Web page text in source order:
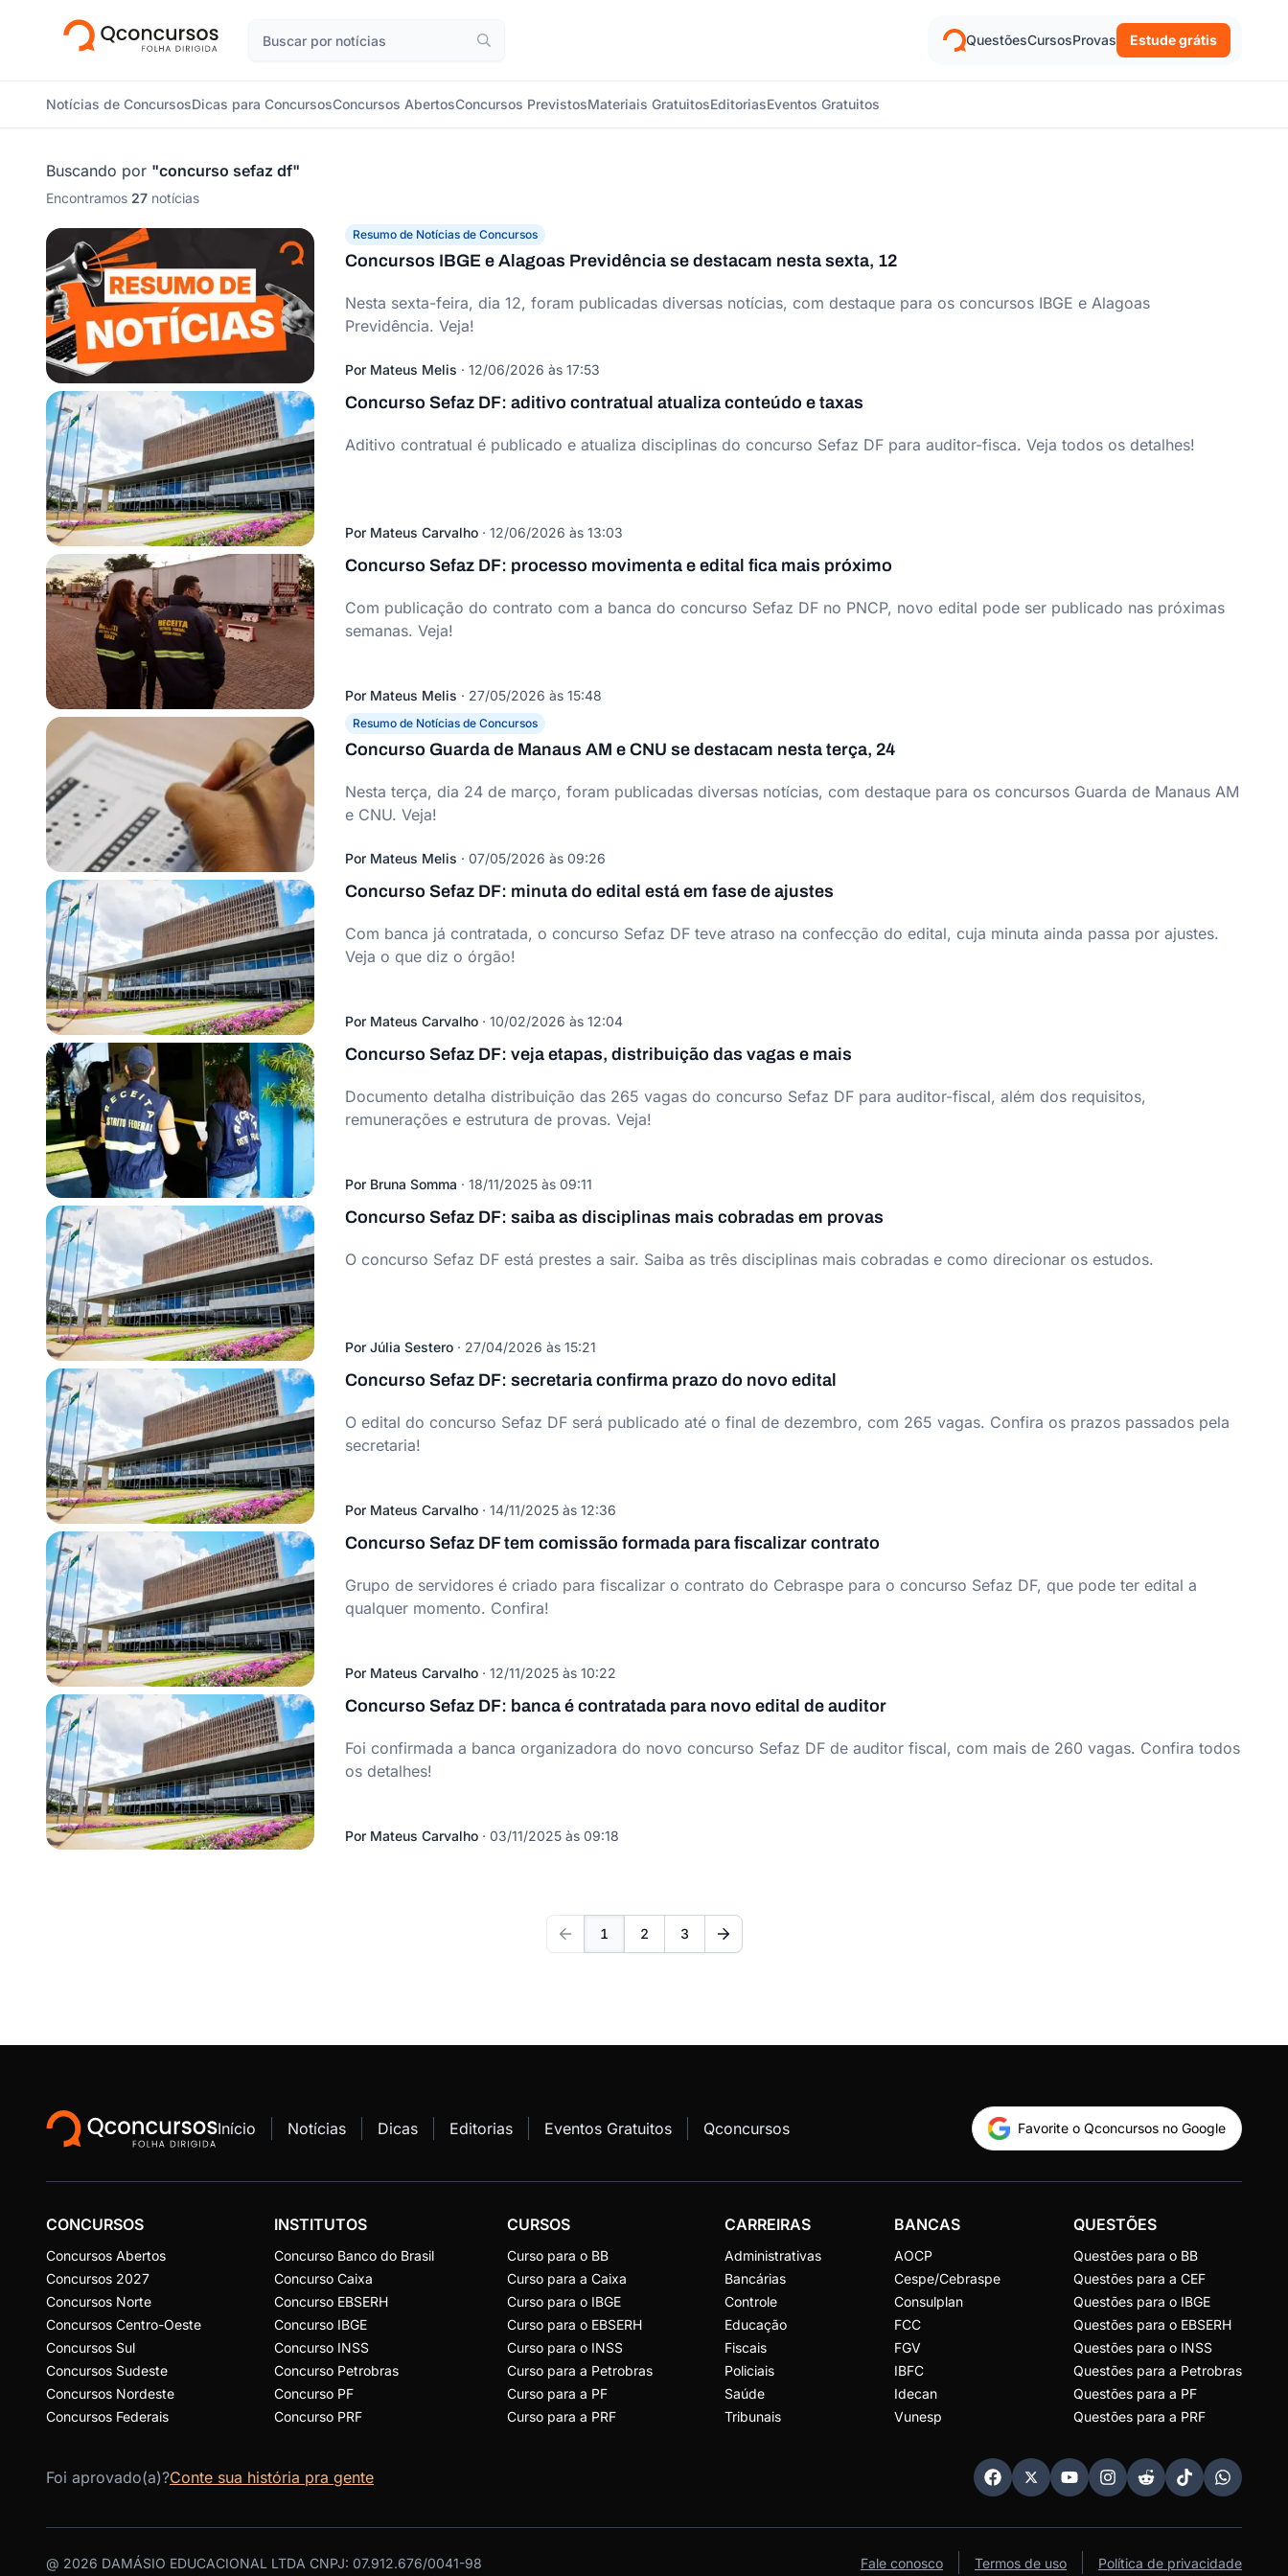
QuestõesCursosProvas Estude grátis
Notícias de ConcursosDicas para ConcursosConcursos AbertosConcursos PrevistosMateriais GratuitosEditoriasEventos Gratuitos
Buscando por "concurso sefaz df"
Encontramos 27 notícias
Resumo de Notícias de Concursos
Concursos IBGE e Alagoas Previdência se destacam nesta sexta, 12
Nesta sexta-feira, dia 12, foram publicadas diversas notícias, com destaque para os concursos IBGE e Alagoas
Previdência. Veja!
Por Mateus Melis · 12/06/2026 às 17:53
Concurso Sefaz DF: aditivo contratual atualiza conteúdo e taxas
Aditivo contratual é publicado e atualiza disciplinas do concurso Sefaz DF para auditor-fisca. Veja todos os detalhes!
Por Mateus Carvalho · 12/06/2026 às 13:03
Concurso Sefaz DF: processo movimenta e edital fica mais próximo
Com publicação do contrato com a banca do concurso Sefaz DF no PNCP, novo edital pode ser publicado nas próximas
semanas. Veja!
Por Mateus Melis · 27/05/2026 às 15:48
Resumo de Notícias de Concursos
Concurso Guarda de Manaus AM e CNU se destacam nesta terça, 24
Nesta terça, dia 24 de março, foram publicadas diversas notícias, com destaque para os concursos Guarda de Manaus AM
e CNU. Veja!
Por Mateus Melis · 07/05/2026 às 09:26
Concurso Sefaz DF: minuta do edital está em fase de ajustes
Com banca já contratada, o concurso Sefaz DF teve atraso na confecção do edital, cuja minuta ainda passa por ajustes.
Veja o que diz o órgão!
Por Mateus Carvalho · 10/02/2026 às 12:04
Concurso Sefaz DF: veja etapas, distribuição das vagas e mais
Documento detalha distribuição das 265 vagas do concurso Sefaz DF para auditor-fiscal, além dos requisitos,
remunerações e estrutura de provas. Veja!
Por Bruna Somma · 18/11/2025 às 09:11
Concurso Sefaz DF: saiba as disciplinas mais cobradas em provas
O concurso Sefaz DF está prestes a sair. Saiba as três disciplinas mais cobradas e como direcionar os estudos.
Por Júlia Sestero · 27/04/2026 às 15:21
Concurso Sefaz DF: secretaria confirma prazo do novo edital
O edital do concurso Sefaz DF será publicado até o final de dezembro, com 265 vagas. Confira os prazos passados pela
secretaria!
Por Mateus Carvalho · 14/11/2025 às 12:36
Concurso Sefaz DF tem comissão formada para fiscalizar contrato
Grupo de servidores é criado para fiscalizar o contrato do Cebraspe para o concurso Sefaz DF, que pode ter edital a
qualquer momento. Confira!
Por Mateus Carvalho · 12/11/2025 às 10:22
Concurso Sefaz DF: banca é contratada para novo edital de auditor
Foi confirmada a banca organizadora do novo concurso Sefaz DF de auditor fiscal, com mais de 260 vagas. Confira todos
os detalhes!
Por Mateus Carvalho · 03/11/2025 às 09:18
1 2 3
Início Notícias Dicas Editorias Eventos Gratuitos Qconcursos Favorite o Qconcursos no Google
CONCURSOS
Concursos Abertos
Concursos 2027
Concursos Norte
Concursos Centro-Oeste
Concursos Sul
Concursos Sudeste
Concursos Nordeste
Concursos Federais
INSTITUTOS
Concurso Banco do Brasil
Concurso Caixa
Concurso EBSERH
Concurso IBGE
Concurso INSS
Concurso Petrobras
Concurso PF
Concurso PRF
CURSOS
Curso para o BB
Curso para a Caixa
Curso para o IBGE
Curso para o EBSERH
Curso para o INSS
Curso para a Petrobras
Curso para a PF
Curso para a PRF
CARREIRAS
Administrativas
Bancárias
Controle
Educação
Fiscais
Policiais
Saúde
Tribunais
BANCAS
AOCP
Cespe/Cebraspe
Consulplan
FCC
FGV
IBFC
Idecan
Vunesp
QUESTÕES
Questões para o BB
Questões para a CEF
Questões para o IBGE
Questões para o EBSERH
Questões para o INSS
Questões para a Petrobras
Questões para a PF
Questões para a PRF
Foi aprovado(a)?Conte sua história pra gente
@ 2026 DAMÁSIO EDUCACIONAL LTDA CNPJ: 07.912.676/0041-98 Fale conosco Termos de uso Política de privacidade